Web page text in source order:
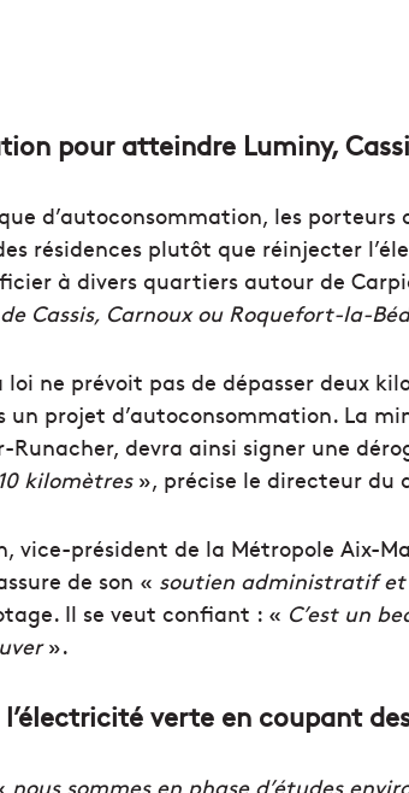
pour atteindre Luminy,
d’autoconsommation, les
résidences plutôt que réinjecter
à divers quartiers autour de
Cassis, Carnoux ou Roquefort-la-
loi ne prévoit pas de dépasser deux
un projet d’autoconsommation. La
Runacher, devra ainsi signer une
kilomètres», précise le directeur du
vice-président de la Métropole Aix-
de son « soutien administratif
Il se veut confiant : « C’est un
».
verte en coupant
nous sommes en phase d’études